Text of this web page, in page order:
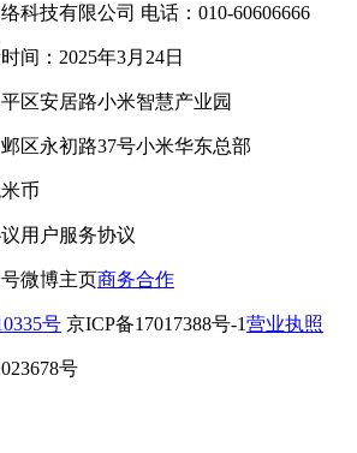
科技有限公司 电话：010-60606666
间：2025年3月24日
区安居路小米智慧产业园
区永初路37号小米华东总部
米币
用户服务协议
微博主页商务合作
号 京ICP备17017388号-1营业执照
号